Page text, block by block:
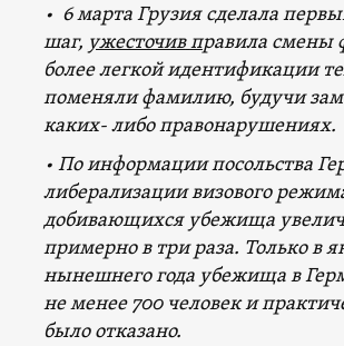
• 6 марта Грузия сделала
шаг, ужесточивправила смены
более легкой идентификации
поменяли фамилию, будучи
каких- либо правонарушениях.
• По информации посольства
либерализации визового
добивающихся убежища
примерно в три раза. Только в
нынешнего года убежища в
не менее 700 человек и
было отказано.